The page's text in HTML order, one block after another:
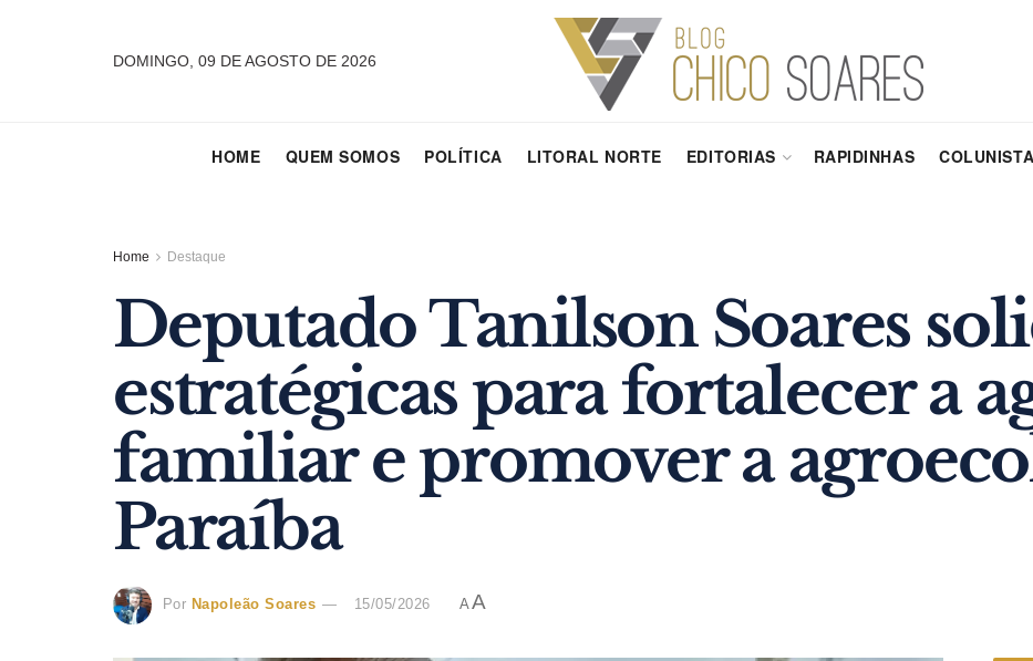
DOMINGO, 09 DE AGOSTO DE 2026
HOME QUEM SOMOS POLÍTICA LITORAL NORTE EDITORIAS RAPIDINHAS
Home Destaque
Deputado Tanilson Soares
estratégicas para fortalecer a
familiar e promover a
Paraíba
Por Napoleão Soares 15/05/2026 AA